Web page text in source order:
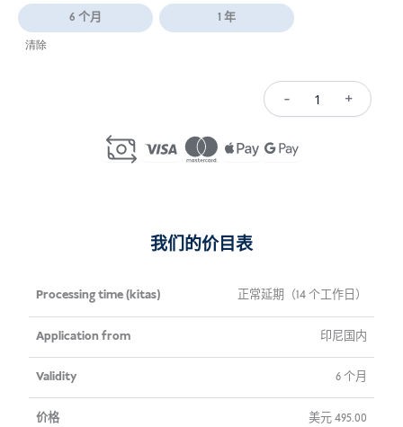
6 个月 1 年
清除
-
Work
Extension
+
我们的价目表
加工
时间
（千
塔）
申
请
来
有
效
性
价
格
正常延期（14 个工作日）
印尼国内
6 个月
美元495.00